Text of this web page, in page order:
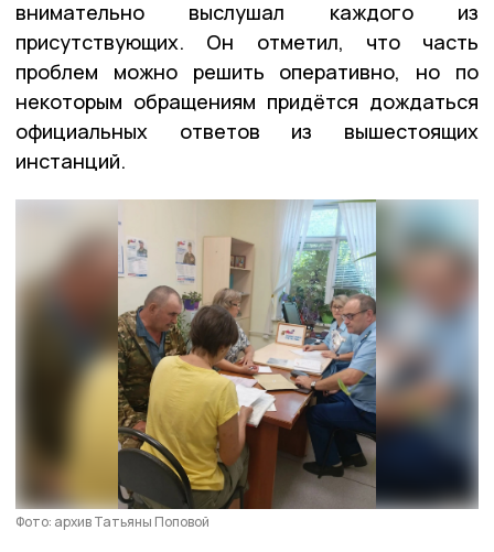
внимательно выслушал каждого из
присутствующих. Он отметил, что часть
проблем можно решить оперативно, но по
некоторым обращениям придётся дождаться
официальных ответов из вышестоящих
инстанций.
Фото: архив Татьяны Поповой